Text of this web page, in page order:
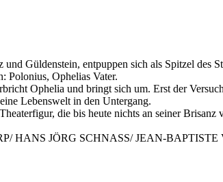
Güldenstein, entpuppen sich als Spitzel des
Polonius, Ophelias Vater.
Ophelia und bringt sich um. Erst der
Lebenswelt in den Untergang.
die bis heute nichts an seiner Brisanz
HANS JÖRG SCHNASS/ JEAN-